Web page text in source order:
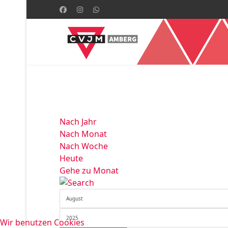
Nach Jahr
Nach Monat
Nach Woche
Heute
Gehe zu Monat
Wir benutzen Cookies